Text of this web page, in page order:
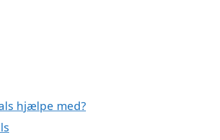
hjælpe med?